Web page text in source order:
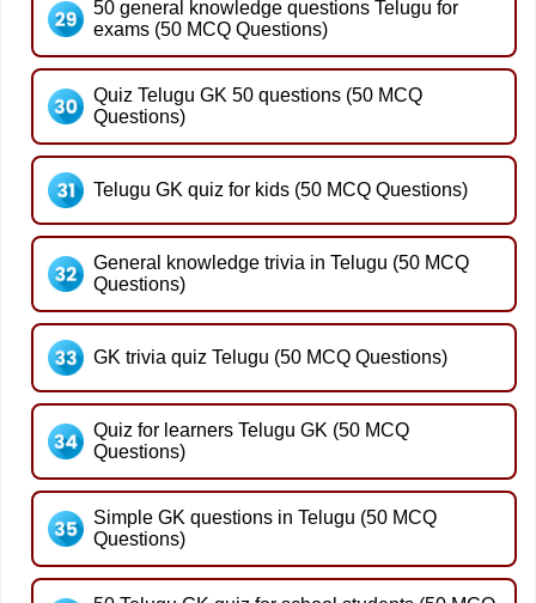
50 general knowledge questions Telugu for
exams (50 MCQ Questions)
Quiz Telugu GK 50 questions (50 MCQ
Questions)
Telugu GK quiz for kids (50 MCQ Questions)
General knowledge trivia in Telugu (50 MCQ
Questions)
GK trivia quiz Telugu (50 MCQ Questions)
Quiz for learners Telugu GK (50 MCQ
Questions)
Simple GK questions in Telugu (50 MCQ
Questions)